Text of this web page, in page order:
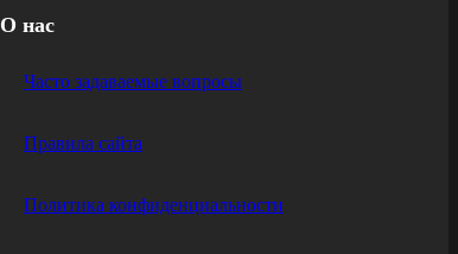
О нас
Часто задаваемые вопросы
Правила сайта
Политика конфиденциальности